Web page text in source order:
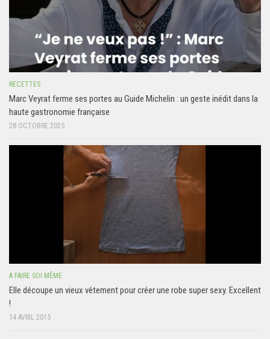
RECETTES
Marc Veyrat ferme ses portes au Guide Michelin : un geste inédit dans la
haute gastronomie française
28 OCTOBRE 2025
A FAIRE SOI MÊME
Elle découpe un vieux vêtement pour créer une robe super sexy. Excellent
!
14 AVRIL 2015